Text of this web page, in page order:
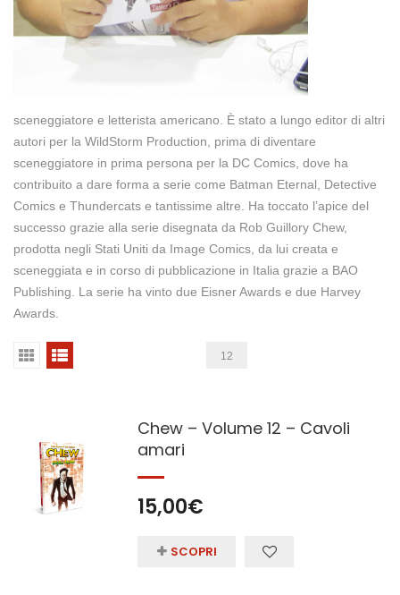
sceneggiatore e letterista americano. È stato a lungo editor di altri
autori per la WildStorm Production, prima di diventare
sceneggiatore in prima persona per la DC Comics, dove ha
contribuito a dare forma a serie come Batman Eternal, Detective
Comics e Thundercats e tantissime altre. Ha toccato l’apice del
successo grazie alla serie disegnata da Rob Guillory Chew,
prodotta negli Stati Uniti da Image Comics, da lui creata e
sceneggiata e in corso di pubblicazione in Italia grazie a BAO
Publishing. La serie ha vinto due Eisner Awards e due Harvey
Awards.
12
Chew – Volume 12 – Cavoli
amari
15,00€
SCOPRI